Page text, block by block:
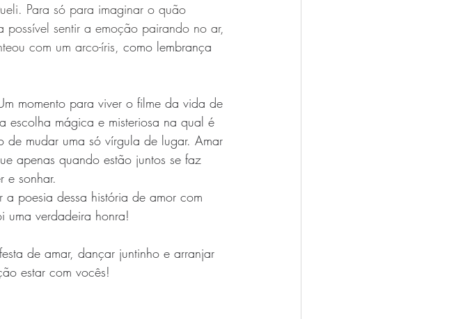
Para só para imaginar o quão
possível sentir a emoção pairando no ar,
com um arco-íris, como lembrança
momento para viver o filme da vida de
escolha mágica e misteriosa na qual é
de mudar uma só vírgula de lugar. Amar
apenas quando estão juntos se faz
e sonhar.
poesia dessa história de amor com
verdadeira honra!
de amar, dançar juntinho e arranjar
estar com vocês!